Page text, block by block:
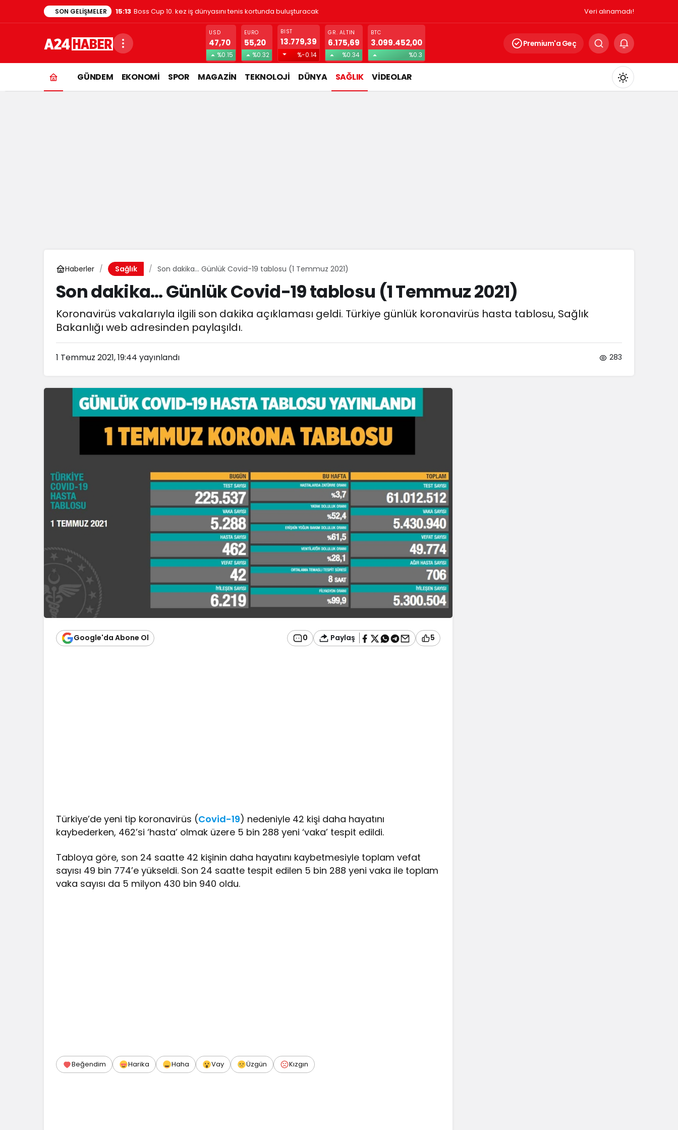
SON GELIŞMELER 1:48 Evde kedi besleyenler dikkat! Gizlice yerleşen parazit, görme kaybına yol açıyor Veri alınamadı!
USD
47,70
%0.15
EURO
55,20
%0.32
BIST
13.779,39
%-0.14
GR. ALTIN
6.175,69
%0.34
BTC
3.099.452,00
%0.3
Premium'a Geç
GÜNDEM EKONOMİ SPOR MAGAZİN TEKNOLOJİ DÜNYA SAĞLIK VİDEOLAR
Mod
Haberler Sağlık Son dakika… Günlük Covid-19 tablosu (1 Temmuz 2021)
Son dakika… Günlük Covid-19 tablosu (1 Temmuz 2021)
Koronavirüs vakalarıyla ilgili son dakika açıklaması geldi. Türkiye günlük koronavirüs hasta tablosu, Sağlık
Bakanlığı web adresinden paylaşıldı.
1 Temmuz 2021, 19:44 yayınlandı 283
Google'da Abone Ol 0 Paylaş 5
Türkiye’de yeni tip koronavirüs (Covid-19) nedeniyle 42 kişi daha hayatını
kaybederken, 462’si ‘hasta’ olmak üzere 5 bin 288 yeni ‘vaka’ tespit edildi.
Tabloya göre, son 24 saatte 42 kişinin daha hayatını kaybetmesiyle toplam vefat
sayısı 49 bin 774’e yükseldi. Son 24 saatte tespit edilen 5 bin 288 yeni vaka ile toplam
vaka sayısı da 5 milyon 430 bin 940 oldu.
Beğendim Harika Haha Vay Üzgün Kızgın